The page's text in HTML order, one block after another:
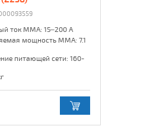
ток MMA: 15–200 А
мощность ММА: 7.1
питающей сети: 160-